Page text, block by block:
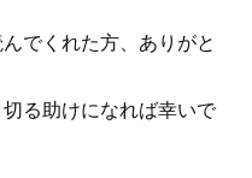
でくれた方、ありがと
る助けになれば幸いで